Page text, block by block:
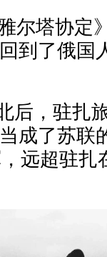
尔塔协定
到了俄国
后，驻扎
成了苏联
远超驻扎